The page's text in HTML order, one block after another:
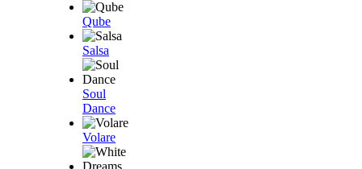
Qube
Salsa
Soul
Dance
Volare